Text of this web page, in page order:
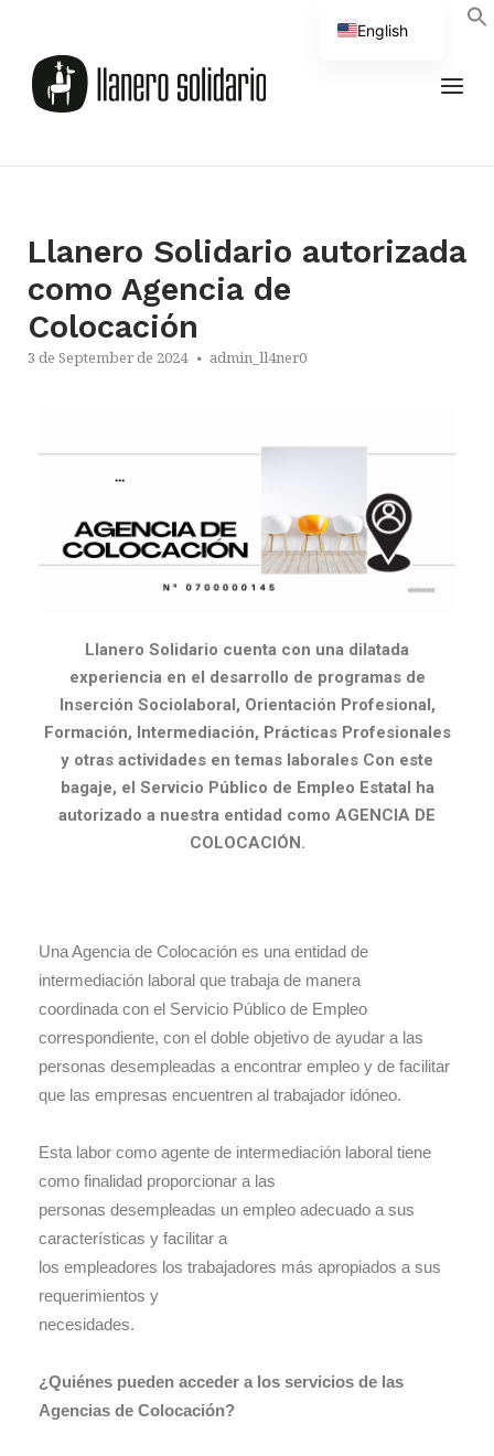
Llanero Solidario autorizada
como Agencia de
Colocación
3 de September de 2024 admin_ll4ner0
Llanero Solidario cuenta con una dilatada
experiencia en el desarrollo de programas de
Inserción Sociolaboral, Orientación Profesional,
Formación, Intermediación, Prácticas Profesionales
y otras actividades en temas laborales Con este
bagaje, el Servicio Público de Empleo Estatal ha
autorizado a nuestra entidad como AGENCIA DE
COLOCACIÓN.
Una Agencia de Colocación es una entidad de
intermediación laboral que trabaja de manera
coordinada con el Servicio Público de Empleo
correspondiente, con el doble objetivo de ayudar a las
personas desempleadas a encontrar empleo y de facilitar
que las empresas encuentren al trabajador idóneo.
Esta labor como agente de intermediación laboral tiene
como finalidad proporcionar a las
personas desempleadas un empleo adecuado a sus
características y facilitar a
los empleadores los trabajadores más apropiados a sus
requerimientos y
necesidades.
¿Quiénes pueden acceder a los servicios de las
Agencias de Colocación?
English